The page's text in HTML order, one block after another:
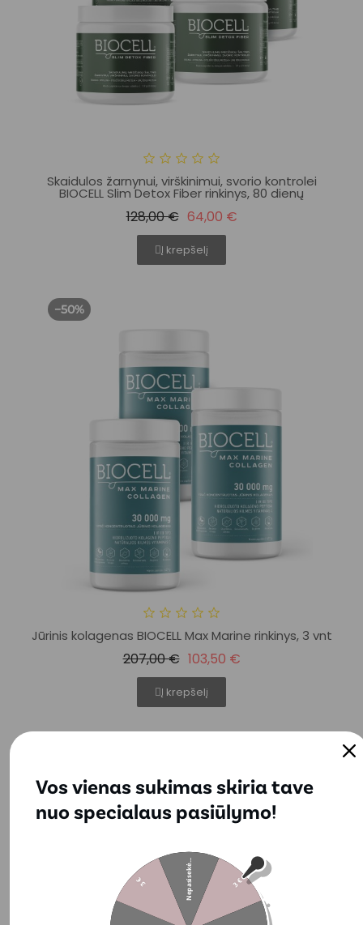
Skaidulos žarnynui, virškinimui, svorio kontrolei
BIOCELL Slim Detox Fiber rinkinys, 80 dienų
128,00 € 64,00 €
Į krepšelį
−50%
Jūrinis kolagenas BIOCELL Max Marine rinkinys, 3 vnt
207,00 € 103,50 €
Į krepšelį
Vos vienas sukimas skiria tave
nuo specialaus pasiūlymo!
3 €
3 € Nepasisekė...